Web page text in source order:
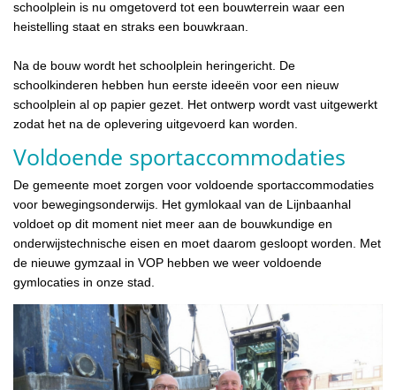
schoolplein is nu omgetoverd tot een bouwterrein waar een
heistelling staat en straks een bouwkraan.
Na de bouw wordt het schoolplein heringericht. De
schoolkinderen hebben hun eerste ideeën voor een nieuw
schoolplein al op papier gezet. Het ontwerp wordt vast uitgewerkt
zodat het na de oplevering uitgevoerd kan worden.
Voldoende sportaccommodaties
De gemeente moet zorgen voor voldoende sportaccommodaties
voor bewegingsonderwijs. Het gymlokaal van de Lijnbaanhal
voldoet op dit moment niet meer aan de bouwkundige en
onderwijstechnische eisen en moet daarom gesloopt worden. Met
de nieuwe gymzaal in VOP hebben we weer voldoende
gymlocaties in onze stad.